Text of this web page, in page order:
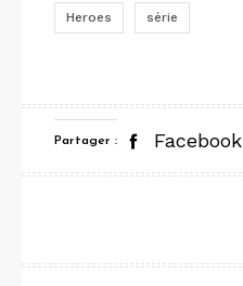
Heroes série
Partager : Facebook